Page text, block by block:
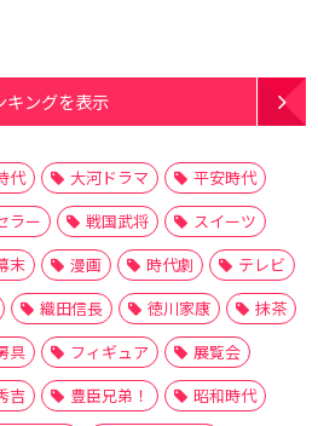
キングを表示
代 大河ドラマ
平安時代
ラー 戦国武将
スイーツ
末 漫画 時代劇
テレビ
織田信長 徳川家康
抹茶
具 フィギュア
展覧会
吉 豊臣兄弟！
昭和時代